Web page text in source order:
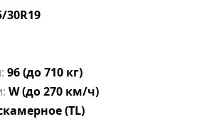
30R19
96 (до 710 кг)
W (до 270 км/ч)
(TL)